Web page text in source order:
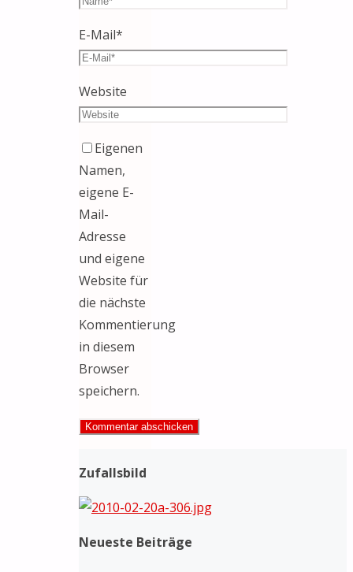
E-Mail*
Website
Eigenen
Namen,
eigene E-
Mail-
Adresse
und eigene
Website für
die nächste
Kommentierung
in diesem
Browser
speichern.
Zufallsbild
Neueste Beiträge